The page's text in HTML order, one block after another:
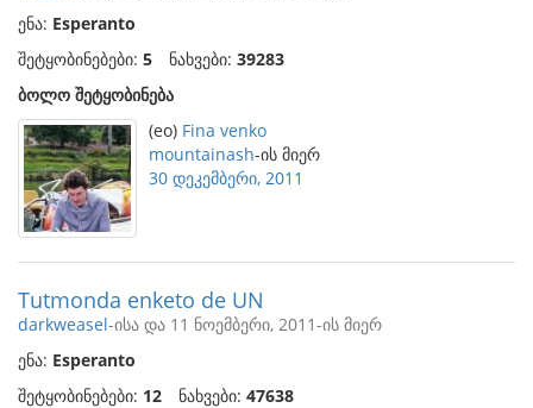
ენა: Esperanto
შეტყობინებები: 5 ნახვები: 39283
ბოლო შეტყობინება
(eo) Fina venko
mountainash-ის მიერ
30 დეკემბერი, 2011
Tutmonda enketo de UN
darkweasel-ისა და 11 ნოემბერი, 2011-ის მიერ
ენა: Esperanto
შეტყობინებები: 12 ნახვები: 47638